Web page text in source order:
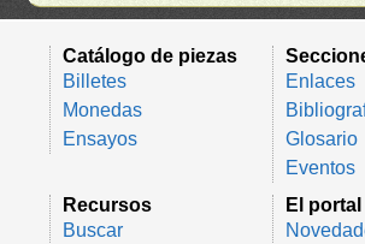
Catálogo de piezas
Billetes
Monedas
Ensayos
Enlaces
Glosario
Eventos
Recursos
Buscar
El portal